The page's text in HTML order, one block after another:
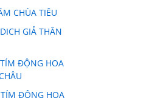
CHÙA TIÊU
DICH GIẢ THÂN
TÍM ĐỘNG HOA
TÍM ĐỘNG HOA